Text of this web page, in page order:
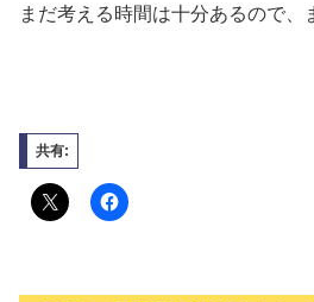
まだ考える時間は十分あるので、
共有: